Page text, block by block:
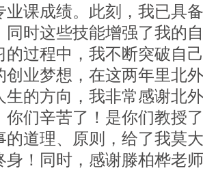
业课成绩。此刻，我已具
同时这些技能增强了我的
的过程中，我不断突破自
创业梦想，在这两年里北
生的方向，我非常感谢北
你们辛苦了！是你们教授
的道理、原则，给了我莫
身！同时，感谢滕柏桦老